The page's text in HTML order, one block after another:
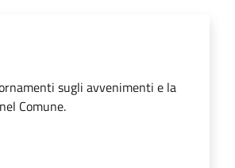
sugli avvenimenti e la
Comune.